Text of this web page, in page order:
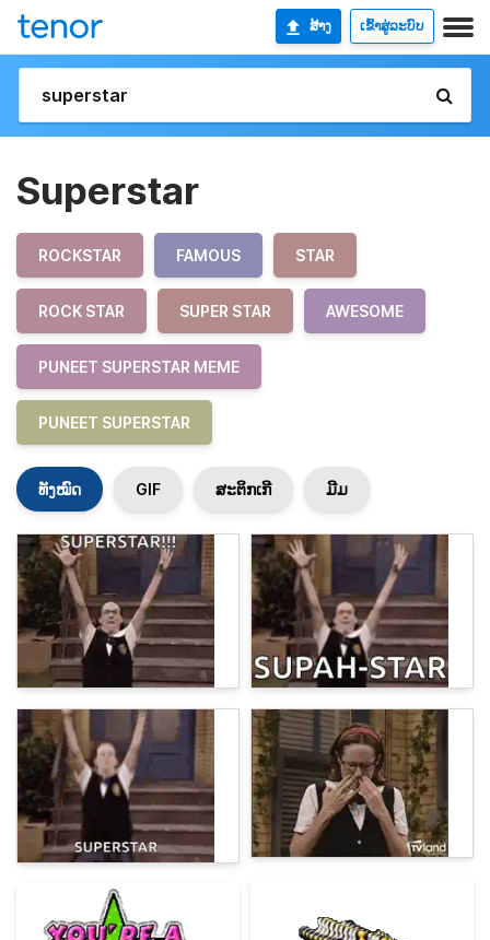
ສ້າງ ເຂົ້າສູ່ລະບົບ
Superstar
ROCKSTAR FAMOUS STAR
ROCK STAR SUPER STAR AWESOME
PUNEET SUPERSTAR MEME
PUNEET SUPERSTAR
ທັງໝົດ GIF ສະຕິກເກີ ມີມ